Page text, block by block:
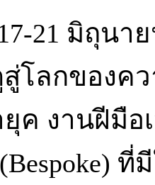
21 มิถุนา
สู่โลกของ
ค งานฝีมือ